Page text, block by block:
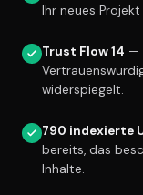
Ihr neues
Trust Flow 14 —
widerspiegelt.
790 indexierte
bereits, das
Inhalte.